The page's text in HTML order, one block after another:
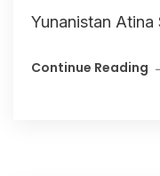
Yunanistan Atina
Continue Reading